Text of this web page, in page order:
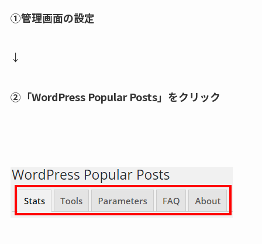
①管理画面の設定
↓
②「WordPress Popular Posts」をクリック